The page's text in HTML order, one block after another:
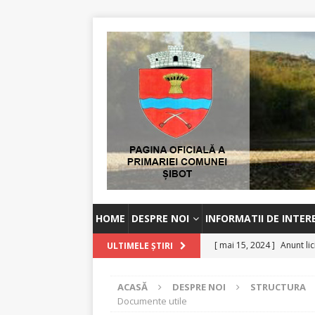
HOME DESPRE NOI INFORMATII DE
ULTIMELE ȘTIRI [ mai 15, 2024 ] Anunt
[ august 30, 2023 ]
ACASĂ DESPRE NOI STRUCTURA
Documente utile